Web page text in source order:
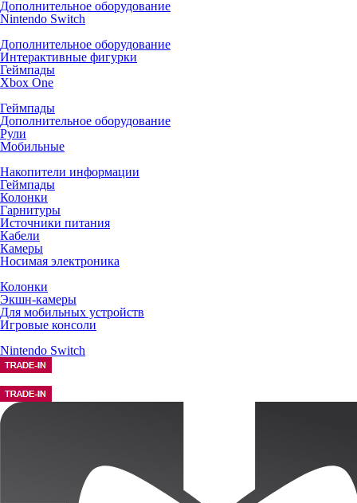
Дополнительное оборудование
Nintendo Switch
Дополнительное оборудование
Интерактивные фигурки
Геймпады
Xbox One
Геймпады
Дополнительное оборудование
Рули
Мобильные
Накопители информации
Геймпады
Колонки
Гарнитуры
Источники питания
Кабели
Камеры
Носимая электроника
Колонки
Экшн-камеры
Для мобильных устройств
Игровые консоли
Nintendo Switch